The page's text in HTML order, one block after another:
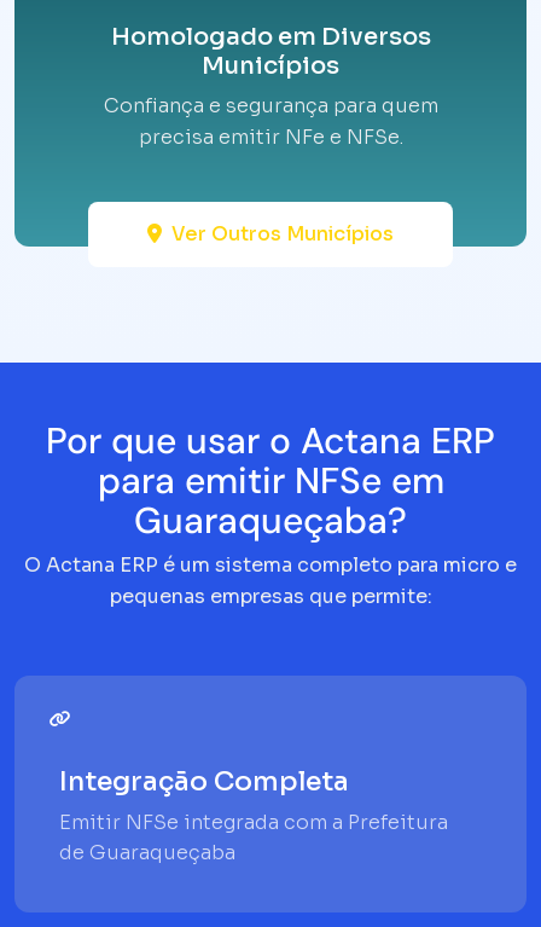
Homologado em Diversos
Municípios
Confiança e segurança para quem
precisa emitir NFe e NFSe.
Ver Outros Municípios
Por que usar o Actana ERP
para emitir NFSe em
Guaraqueçaba?
O Actana ERP é um sistema completo para micro e
pequenas empresas que permite:
Integração Completa
Emitir NFSe integrada com a Prefeitura
de Guaraqueçaba